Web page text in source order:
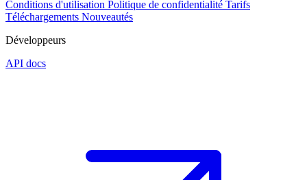
Conditions d'utilisation Politique de confidentialité Tarifs
Téléchargements Nouveautés
Développeurs
API docs